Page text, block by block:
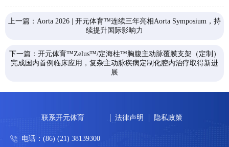
上一篇：Aorta 2026 | 开元体育™连续三年亮相Aorta Symposium，持
续提升国际影响力
下一篇：开元体育™Zelus™/定海柱™胸腹主动脉覆膜支架（定制）
完成国内首例临床应用，复杂主动脉疾病定制化腔内治疗取得新进
展
联系开元体育 法律声明 隐私政策
电话：(86) (21) 38139300